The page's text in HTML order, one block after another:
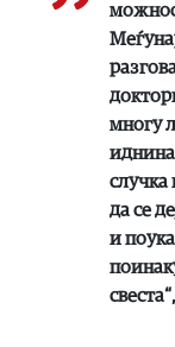
многу
иднина
случка
да се
и